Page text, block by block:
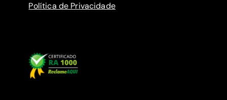
Política de Privacidade